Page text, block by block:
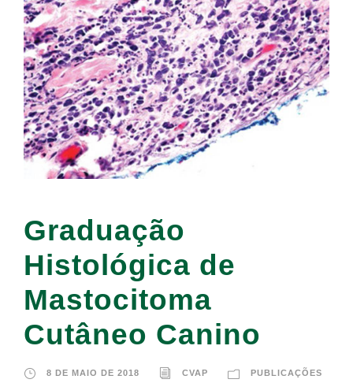
Graduação
Histológica de
Mastocitoma
Cutâneo Canino
8 DE MAIO DE 2018 CVAP PUBLICAÇÕES